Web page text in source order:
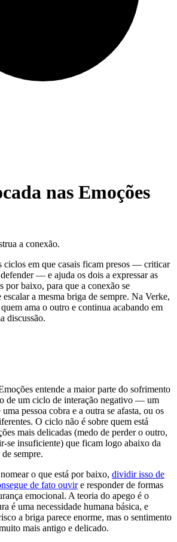
nas Emoções
a conexão.
ciclos em que casais ficam presos — criticar
defender — e ajuda os dois a expressar as
por baixo, para que a conexão se
a mesma briga de sempre. Na Verke,
ama o outro e continua acabando em
discussão.
entende a maior parte do sofrimento
de um ciclo de interação negativo — um
pessoa cobra e a outra se afasta, ou os
O ciclo não é sobre quem está
mais delicadas (medo de perder o outro,
se insuficiente) que ficam logo abaixo da
sempre.
o que está por baixo, dividir isso de
de fato ouvire responder de formas
emocional. A teoria do apego é o
é uma necessidade humana básica, e
a briga parece enorme, mas o sentimento
mais antigo e delicado.